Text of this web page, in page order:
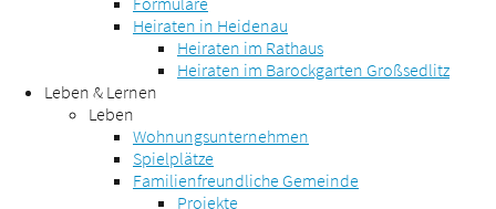
Heiraten in Heidenau
Heiraten im Rathaus
Heiraten im Barockgarten Großsedlitz
Leben & Lernen
Leben
Wohnungsunternehmen
Spielplätze
Familienfreundliche Gemeinde
Projekte